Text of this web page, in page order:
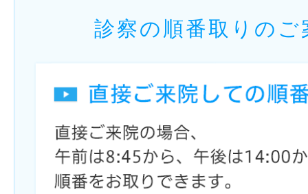
診察の順番取りのご